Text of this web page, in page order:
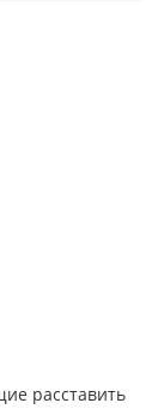
расставить